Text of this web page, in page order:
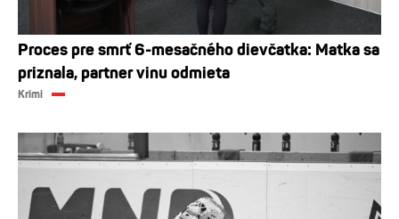
Proces pre smrť 6-mesačného dievčatka: Matka sa
priznala, partner vinu odmieta
Krimi